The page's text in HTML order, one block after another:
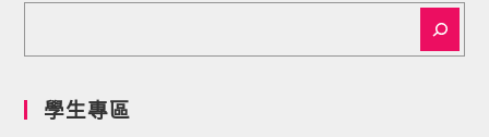
學生專區